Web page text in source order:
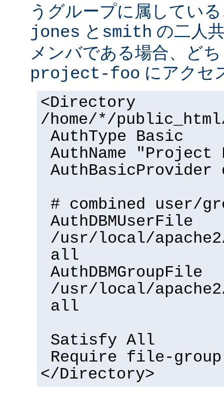
うグループに属してい
jones と smith の二人
メンバである場合、ど
project-foo にアクセ
<Directory
/home/*/
AuthType Basic
AuthName
AuthBasicProvider
# combined user/
AuthDBMUserFile
/usr/local/
all
AuthDBMGroupFile
/usr/local/
all
Satisfy All
Require file-group
</Directory>